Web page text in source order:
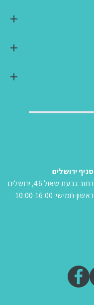
סניף ירושלים
רחוב גבעת שאול 46, ירושלים
ראשון-חמישי: 10:00-16:00